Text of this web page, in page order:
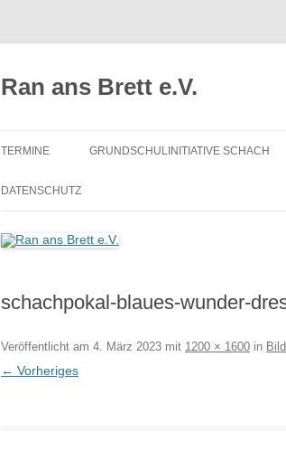
Ran ans Brett e.V.
TERMINE
ERGEBNISSE
GRUNDSCHULINITIATIVE SCHACH
DATENSCHUTZ
schachpokal-blaues-wunder-
Veröffentlicht am 4. März 2023 mit 1200 × 1600 in
← Vorheriges